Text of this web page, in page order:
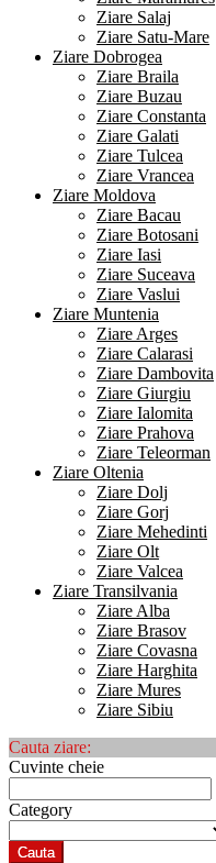
Ziare Salaj
Ziare Satu-Mare
Ziare Dobrogea
Ziare Braila
Ziare Buzau
Ziare Constanta
Ziare Galati
Ziare Tulcea
Ziare Vrancea
Ziare Moldova
Ziare Bacau
Ziare Botosani
Ziare Iasi
Ziare Suceava
Ziare Vaslui
Ziare Muntenia
Ziare Arges
Ziare Calarasi
Ziare Dambovita
Ziare Giurgiu
Ziare Ialomita
Ziare Prahova
Ziare Teleorman
Ziare Oltenia
Ziare Dolj
Ziare Gorj
Ziare Mehedinti
Ziare Olt
Ziare Valcea
Ziare Transilvania
Ziare Alba
Ziare Brasov
Ziare Covasna
Ziare Harghita
Ziare Mures
Ziare Sibiu
Cauta ziare:
Cuvinte cheie
Category
Cauta